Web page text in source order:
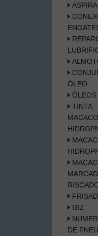
ÓLEO
ÓLEOS
TINTA
GIZ
DE